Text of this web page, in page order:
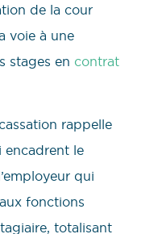
de la cour
voie à une
stages en contrat
rappelle
encadrent le
qui
fonctions
totalisant